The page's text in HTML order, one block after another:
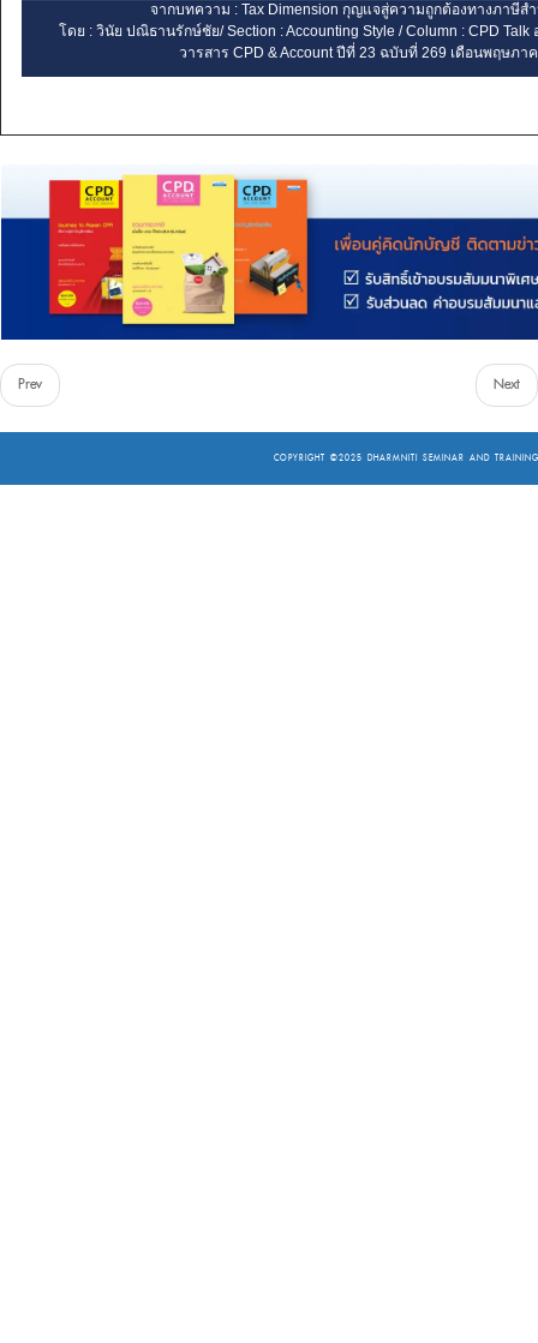
จากบทความ : Tax Dimension กุญแจสู่ความถูกต้องทางภาษี
โดย : วินัย ปณิธานรักษ์ชัย/ Section : Accounting Style / Column : CPD
วารสาร CPD & Account ปีที่ 23 ฉบับที่ 269 เดือนพฤษภา
Prev Next
COPYRIGHT ©2025 DHARMNITI SEMINAR AND